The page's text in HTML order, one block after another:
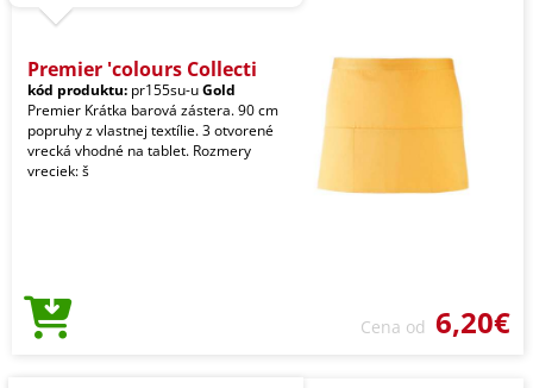
Premier 'colours Collecti
kód produktu: pr155su-uGold
Premier Krátka barová zástera. 90 cm
popruhy z vlastnej textílie. 3 otvorené
vrecká vhodné na tablet. Rozmery
vreciek: š
Cena od 6,20€